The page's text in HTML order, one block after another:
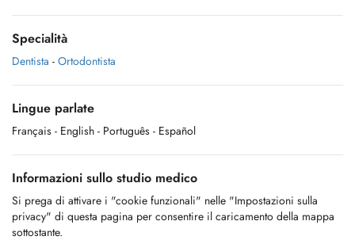
Specialità
Dentista - Ortodontista
Lingue parlate
Français - English - Português - Español
Informazioni sullo studio medico
Si prega di attivare i "cookie funzionali" nelle "Impostazioni sulla
privacy" di questa pagina per consentire il caricamento della mappa
sottostante.